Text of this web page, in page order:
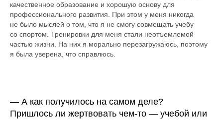
качественное образование и хорошую основу для
профессионального развития. При этом у меня никогда
не было мыслей о том, что я не смогу совмещать учебу
со спортом. Тренировки для меня стали неотъемлемой
частью жизни. На них я морально перезагружаюсь, поэтому
я была уверена, что справлюсь.
— А как получилось на самом деле?
Пришлось ли жертвовать чем-то — учебой или